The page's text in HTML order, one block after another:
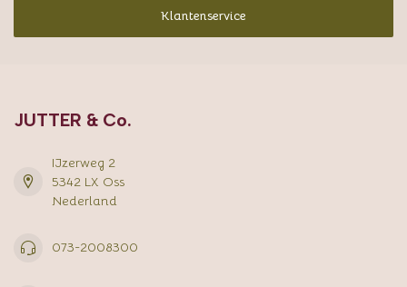
Klantenservice
JUTTER & Co.
IJzerweg 2
5342 LX Oss
Nederland
073-2008300